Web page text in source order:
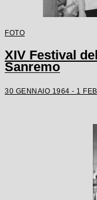
FOTO
XIV Festival
Sanremo
30 GENNAIO 1964 - 1